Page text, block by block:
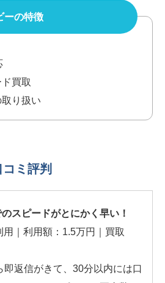
ーの特徴
買取
り扱い
ミ評判
スピードがとにかく早い！
｜利用額：1.5万円｜買取
即返信がきて、30分以内には口